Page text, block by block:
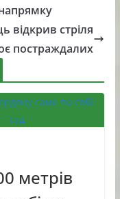
відкрив стріля
постраждалих
метрів